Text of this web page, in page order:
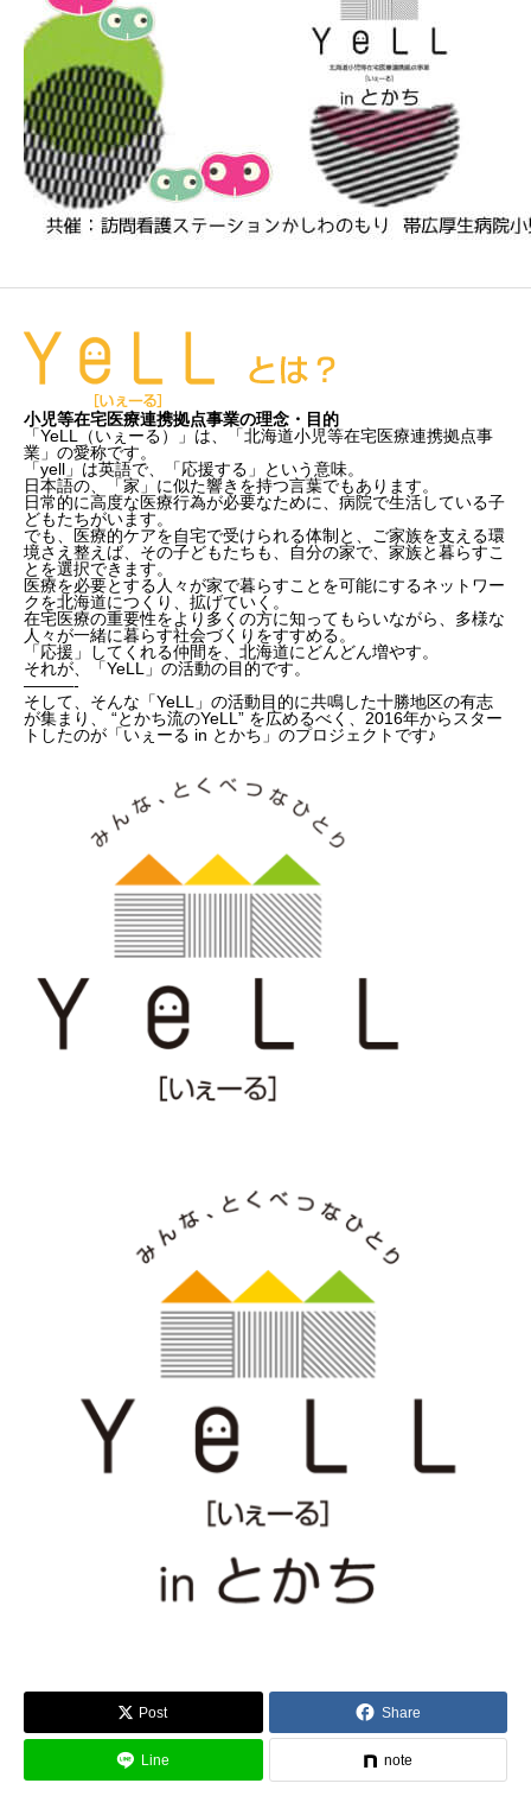
小児等在宅医療連携拠点事業の理念・目的
「YeLL（いぇーる）」は、「北海道小児等在宅医療連携拠点事
業」の愛称です。
「yell」は英語で、「応援する」という意味。
日本語の、「家」に似た響きを持つ言葉でもあります。
日常的に高度な医療行為が必要なために、病院で生活している子
どもたちがいます。
でも、医療的ケアを自宅で受けられる体制と、ご家族を支える環
境さえ整えば、その子どもたちも、自分の家で、家族と暮らすこ
とを選択できます。
医療を必要とする人々が家で暮らすことを可能にするネットワー
クを北海道につくり、拡げていく。
在宅医療の重要性をより多くの方に知ってもらいながら、多様な
人々が一緒に暮らす社会づくりをすすめる。
「応援」してくれる仲間を、北海道にどんどん増やす。
それが、「YeLL」の活動の目的です。
———-
そして、そんな「YeLL」の活動目的に共鳴した十勝地区の有志
が集まり、 “とかち流のYeLL” を広めるべく、2016年からスター
トしたのが「いぇーる in とかち」のプロジェクトです♪
Post Share
Line note